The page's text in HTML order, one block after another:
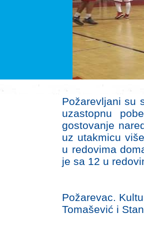
Požarevljani su
uzastopnu
gostovanje
uz utakmicu
u redovima
je sa 12 u
Požarevac.
Tomašević i